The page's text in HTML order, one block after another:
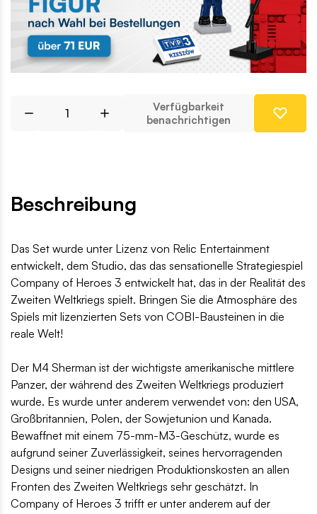
Verfügbarkeit
benachrichtigen
Beschreibung
Das Set wurde unter Lizenz von Relic Entertainment
entwickelt, dem Studio, das das sensationelle Strategiespiel
Company of Heroes 3 entwickelt hat, das in der Realität des
Zweiten Weltkriegs spielt. Bringen Sie die Atmosphäre des
Spiels mit lizenzierten Sets von COBI-Bausteinen in die
reale Welt!
Der M4 Sherman ist der wichtigste amerikanische mittlere
Panzer, der während des Zweiten Weltkriegs produziert
wurde. Es wurde unter anderem verwendet von: den USA,
Großbritannien, Polen, der Sowjetunion und Kanada.
Bewaffnet mit einem 75-mm-M3-Geschütz, wurde es
aufgrund seiner Zuverlässigkeit, seines hervorragenden
Designs und seiner niedrigen Produktionskosten an allen
Fronten des Zweiten Weltkriegs sehr geschätzt. In
Company of Heroes 3 trifft er unter anderem auf der